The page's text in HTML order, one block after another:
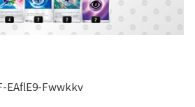
EAflE9-Fwwkkv